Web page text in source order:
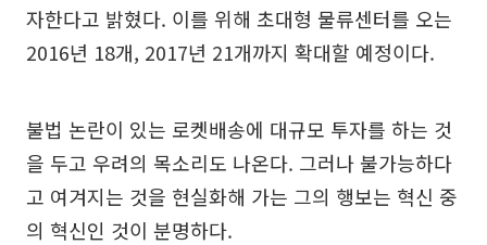
자한다고 밝혔다. 이를 위해 초대형 물류센터를 오는
2016년 18개, 2017년 21개까지 확대할 예정이다.
불법 논란이 있는 로켓배송에 대규모 투자를 하는 것
을 두고 우려의 목소리도 나온다. 그러나 불가능하다
고 여겨지는 것을 현실화해 가는 그의 행보는 혁신 중
의 혁신인 것이 분명하다.